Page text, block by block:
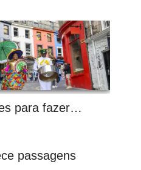
para fazer…
passagens